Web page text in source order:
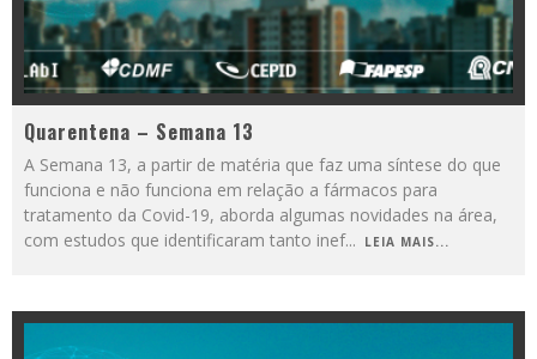
Quarentena – Semana 13
A Semana 13, a partir de matéria que faz uma síntese do que
funciona e não funciona em relação a fármacos para
tratamento da Covid-19, aborda algumas novidades na área,
com estudos que identificaram tanto inef... LEIA MAIS...